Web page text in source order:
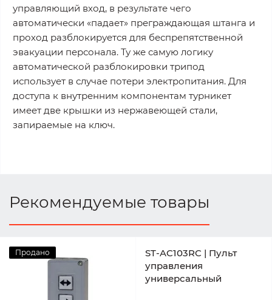
управляющий вход, в результате чего
автоматически «падает» преграждающая штанга и
проход разблокируется для беспрепятственной
эвакуации персонала. Ту же самую логику
автоматической разблокировки трипод
использует в случае потери электропитания. Для
доступа к внутренним компонентам турникет
имеет две крышки из нержавеющей стали,
запираемые на ключ.
Рекомендуемые товары
Продано
ST-AC103RC | Пульт
управления
универсальный